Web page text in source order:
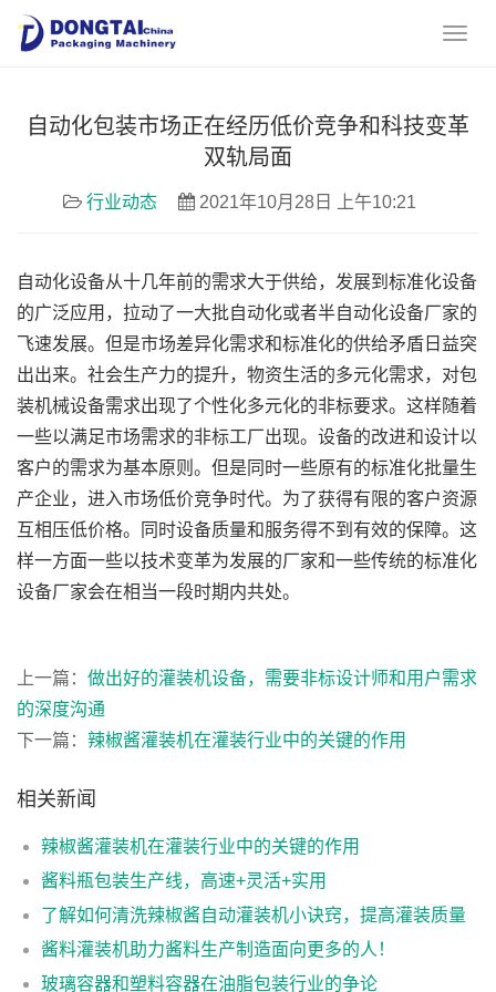
自动化包装市场正在经历低价竞争和科技变革
双轨局面
行业动态 2021年10月28日 上午10:21
自动化设备从十几年前的需求大于供给，发展到标准化设备
的广泛应用，拉动了一大批自动化或者半自动化设备厂家的
飞速发展。但是市场差异化需求和标准化的供给矛盾日益突
出出来。社会生产力的提升，物资生活的多元化需求，对包
装机械设备需求出现了个性化多元化的非标要求。这样随着
一些以满足市场需求的非标工厂出现。设备的改进和设计以
客户的需求为基本原则。但是同时一些原有的标准化批量生
产企业，进入市场低价竞争时代。为了获得有限的客户资源
互相压低价格。同时设备质量和服务得不到有效的保障。这
样一方面一些以技术变革为发展的厂家和一些传统的标准化
设备厂家会在相当一段时期内共处。
上一篇： 做出好的灌装机设备，需要非标设计师和用户需求
的深度沟通
下一篇： 辣椒酱灌装机在灌装行业中的关键的作用
相关新闻
辣椒酱灌装机在灌装行业中的关键的作用
酱料瓶包装生产线，高速+灵活+实用
了解如何清洗辣椒酱自动灌装机小诀窍，提高灌装质量
酱料灌装机助力酱料生产制造面向更多的人！
玻璃容器和塑料容器在油脂包装行业的争论